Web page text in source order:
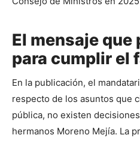
El mensaje
para cumplir el
En la publicación, el
respecto de los asuntos que
pública, no existen
hermanos Moreno Mejía. La